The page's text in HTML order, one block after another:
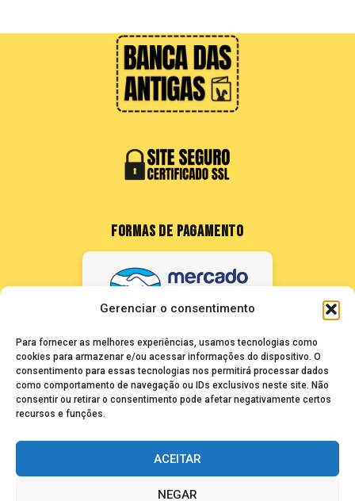
Gerenciar o consentimento
Para fornecer as melhores experiências, usamos tecnologias como
cookies para armazenar e/ou acessar informações do dispositivo. O
consentimento para essas tecnologias nos permitirá processar dados
como comportamento de navegação ou IDs exclusivos neste site. Não
consentir ou retirar o consentimento pode afetar negativamente certos
recursos e funções.
ACEITAR
NEGAR
FORMAS DE PAGAMENTO
FALE CONOSCO
seuze@bancadasantigas.com